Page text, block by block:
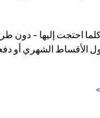
احتجت إليها - دون
الشهري أو